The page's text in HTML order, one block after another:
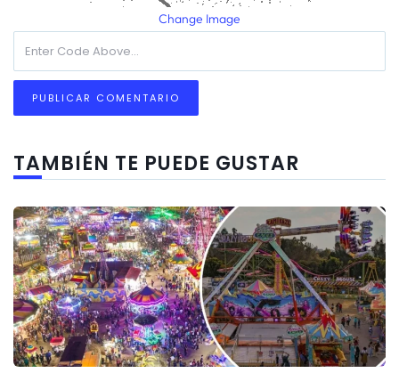
Change Image
TAMBIÉN TE PUEDE GUSTAR